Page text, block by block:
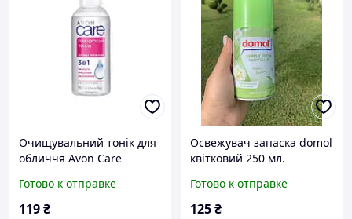
Очищувальний тонік для
обличчя Avon Care
Готово к отправке
119₴
Освежувач запаска domol
квітковий 250 мл.
кімнати.
Готово к отправке
125₴